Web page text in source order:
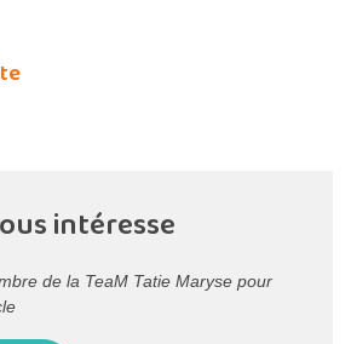
intéresse
de la TeaM Tatie Maryse pour